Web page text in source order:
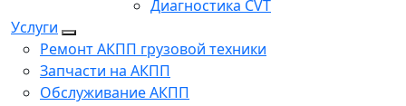
Диагностика CVT
Услуги
Ремонт АКПП грузовой техники
Запчасти на АКПП
Обслуживание АКПП